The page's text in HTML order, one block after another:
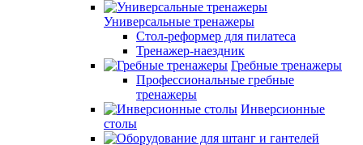
Универсальные тренажеры
Стол-реформер для пилатеса
Тренажер-наездник
Гребные тренажеры
Профессиональные гребные
тренажеры
Инверсионные
столы